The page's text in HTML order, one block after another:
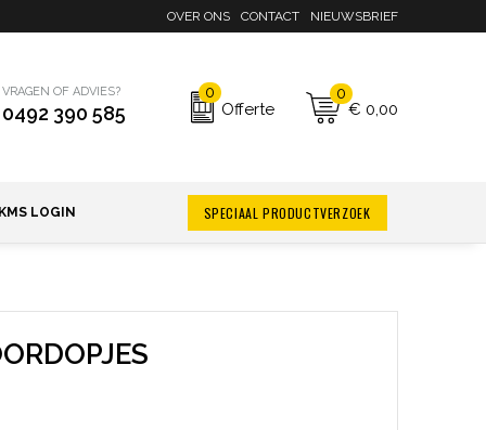
OVER ONS CONTACT NIEUWSBRIEF
VRAGEN OF ADVIES?
0492 390 585
0
Offerte
0
€ 0,00
LOGIN SPECIAAL PRODUCTVERZOEK